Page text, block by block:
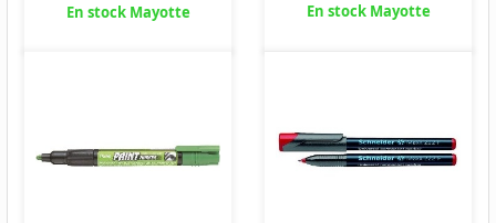
En stock Mayotte En stock Mayotte